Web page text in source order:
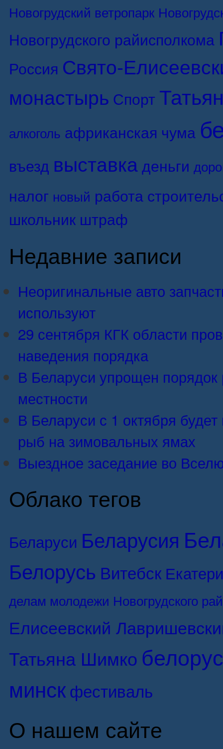
Новогрудский ветропарк
Новогрудского райисполкома
Россия Свято-
монастырь Спорт
алкоголь африканская чума
въезд выставкаденьги
налог новый работа
школьник штраф
Недавние записи
Неоригинальные авто
используют
29 сентября КГК области
наведения порядка
В Беларуси упрощен порядок
местности
В Беларуси с 1 октября
рыб на зимовальных ямах
Выездное заседание во
Облако тегов
Беларуси Беларусия
Белорусь Витебск
делам молодежи Новогрудского
Елисеевский
Татьяна Шимко
минскфестиваль
О нашем сайте